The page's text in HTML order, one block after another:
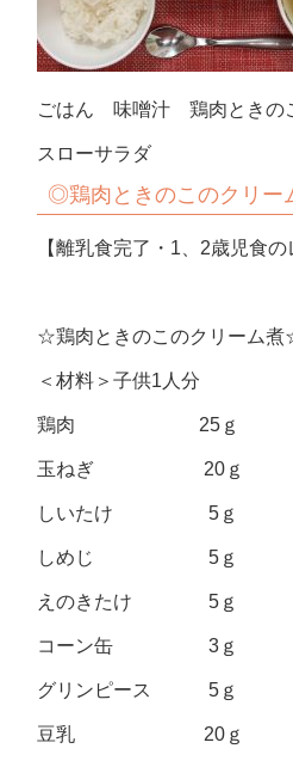
ごはん 味噌汁 鶏肉ときの
スローサラダ
◎鶏肉ときのこのクリー
【離乳食完了・1、2歳児食の
☆鶏肉ときのこのクリーム
＜材料＞子供1人分
鶏肉 25ｇ
玉ねぎ 20ｇ
しいたけ 5ｇ
しめじ 5ｇ
えのきたけ 5ｇ
コーン缶 3ｇ
グリンピース 5ｇ
豆乳 20ｇ